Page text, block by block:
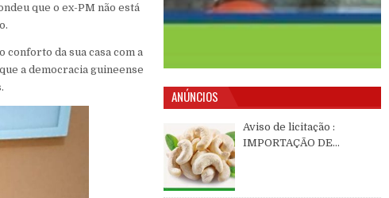
que o ex-PM não está
da sua casa com a
a democracia guineense
ANÚNCIOS
Aviso de licitação :
IMPORTAÇÃO DE